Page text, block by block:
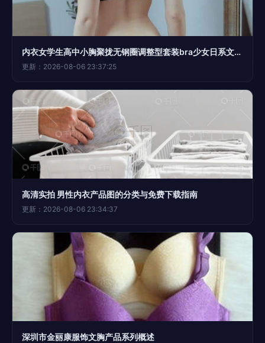
内衣女学生高中小胸聚拢无钢圈调整型套装bra少女日系文胸罩蕾丝
更新：2026-08-06 23:37:25
高清实拍 男性内衣产品图的分类与免费下载指南
更新：2026-08-06 23:34:37
深圳市金丽康服饰文胸产品系列概述